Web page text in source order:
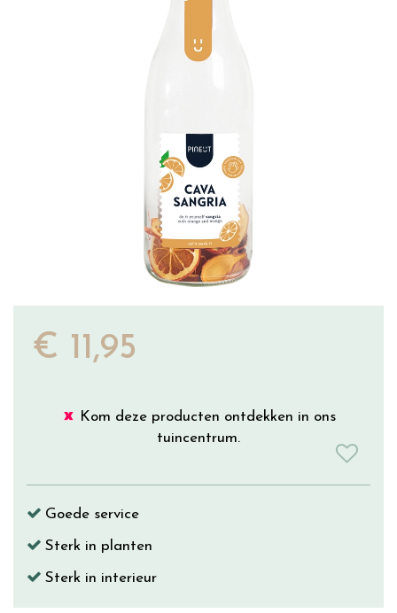
€ 11,95
Kom deze producten ontdekken in ons
tuincentrum.
Goede service
Sterk in planten
Sterk in interieur